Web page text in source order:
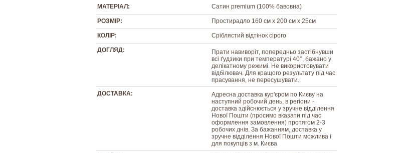
МАТЕРІАЛ: Сатин premium (100% бавовна)
РОЗМІР: Простирадло 160 см х 200 см х 25см
КОЛІР: Сріблястий відтінок сірого
ДОГЛЯД:
Прати навиворіт, попередньо застібнувши
всі ґудзики при температурі 40°, бажано у
делікатному режимі. Не використовувати
відбілювач. Для кращого результату під час
прасування, не пересушувати.
ДОСТАВКА:
Адресна доставка кур'єром по Києву на
наступний робочий день, в регіони -
доставка здійснюється у зручне відділення
Нової Пошти (просимо вказати під час
оформлення замовлення) протягом 2-3
робочих днів. За бажанням, доставка у
зручне відділення Нової Пошти можлива і
для покупців з м. Києва